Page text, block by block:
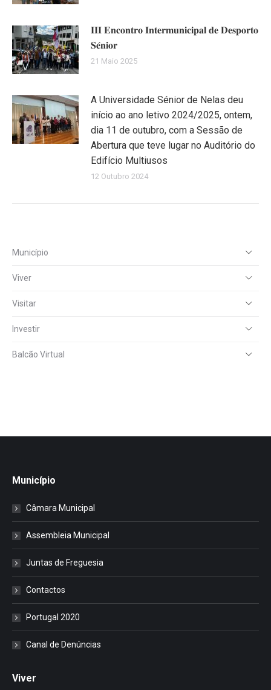
𝐈𝐈𝐈 𝐄𝐧𝐜𝐨𝐧𝐭𝐫𝐨 𝐈𝐧𝐭𝐞𝐫𝐦𝐮𝐧𝐢𝐜𝐢𝐩𝐚𝐥 𝐝𝐞 𝐃𝐞𝐬𝐩𝐨𝐫𝐭𝐨
𝐒𝐞́𝐧𝐢𝐨𝐫
21 Maio 2025
A Universidade Sénior de Nelas deu
início ao ano letivo 2024/2025, ontem,
dia 11 de outubro, com a Sessão de
Abertura que teve lugar no Auditório do
Edifício Multiusos
12 Outubro 2024
Município
Viver
Visitar
Investir
Balcão Virtual
Município
Câmara Municipal
Assembleia Municipal
Juntas de Freguesia
Contactos
Portugal 2020
Canal de Denúncias
Viver